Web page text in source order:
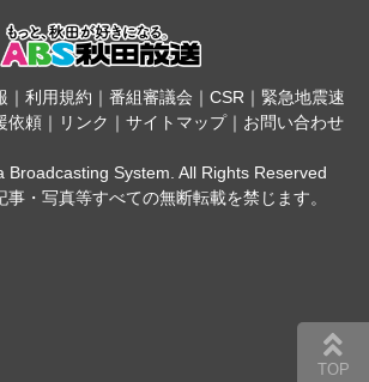
｜ 利用規約 ｜ 番組審議会 ｜ CSR｜ 緊急地震速
依頼 ｜ リンク ｜ サイトマップ｜ お問い合わせ
Broadcasting System. All Rights Reserved
・写真等すべての無断転載を禁じます。